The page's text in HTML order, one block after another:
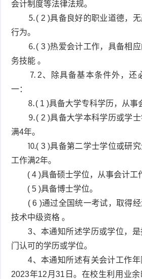
会计制度等法律法规。
⒌( 2 )具备良好的职业道德，无
行为。
⒍( 3 )热爱会计工作，具备相应
务技能 。
⒎2、除具备基本条件外，还
一：
⒏( 1 )具备大学专科学历，从事会
⒐( 2 )具备大学本科学历或学士
满4年。
⒑( 3 )具备第二学士学位或研究
工作满2年。
( 4 )具备硕士学位，从事会计工
( 5 )具备博士学位。
( 6 )通过全国统一考试，取得经
技术中级资格 。
3、本通知所述学历或学位，是
门认可的学历或学位。
4、本通知所述有关会计工作年
2023年12月31日。在校生利用业